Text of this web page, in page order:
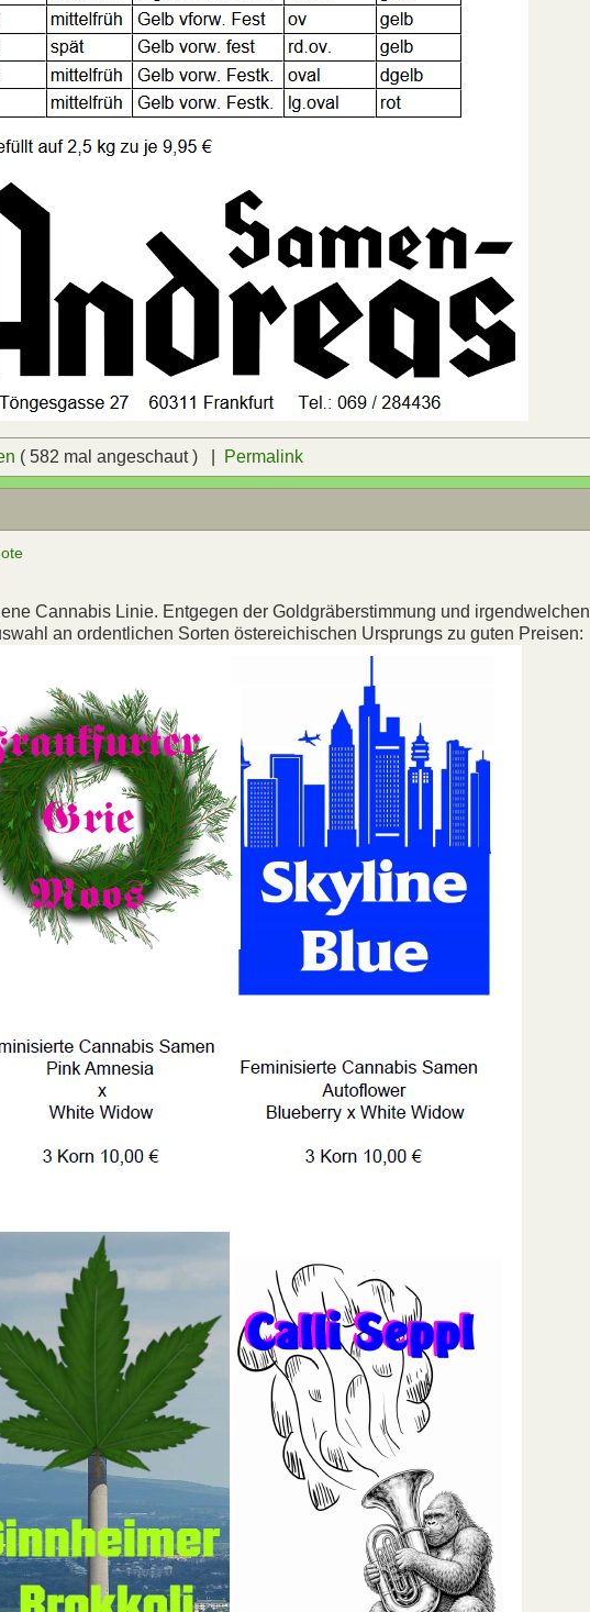
( 582 mal angeschaut ) | Permalink
Cannabis Linie. Entgegen der Goldgräberstimmung und irgendwelchen
an ordentlichen Sorten östereichischen Ursprungs zu guten Preisen: